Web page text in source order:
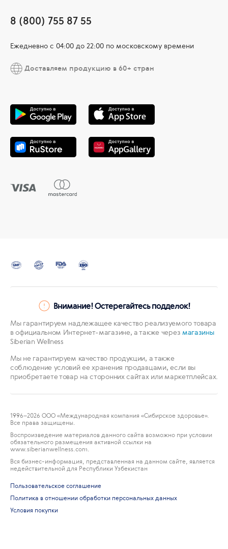
8 (800) 755 87 55
Ежедневно c 04:00 до 22:00 по московскому времени
Доставляем продукцию в 60+ стран
Внимание! Остерегайтесь подделок!
Мы гарантируем надлежащее качество реализуемого товара
в официальном Интернет-магазине, а также через магазины
Siberian Wellness
Мы не гарантируем качество продукции, а также
соблюдение условий ее хранения продавцами, если вы
приобретаете товар на сторонних сайтах или маркетплейсах.
1996–2026 ООО «Международная компания «Сибирское здоровье».
Все права защищены.
Воспроизведение материалов данного сайта возможно при условии
обязательного размещения активной ссылки на
www.siberianwellness.com.
Вся бизнес-информация, представленная на данном сайте, является
недействительной для Республики Узбекистан
Пользовательское соглашение
Политика в отношении обработки персональных данных
Условия покупки